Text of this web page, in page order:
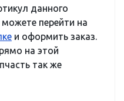
данного
перейти на
и оформить заказ.
на этой
так же